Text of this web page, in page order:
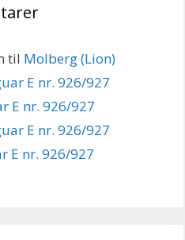
til Molberg (Lion)
E nr. 926/927
E nr. 926/927
E nr. 926/927
E nr. 926/927